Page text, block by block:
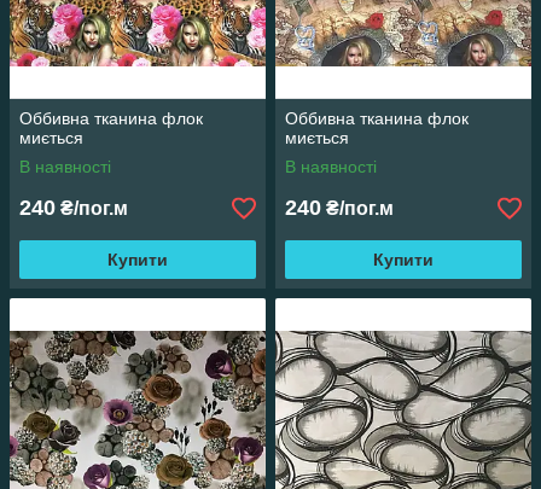
Оббивна тканина флок
миється
В наявності
240 ₴/пог.м
Купити
Оббивна тканина флок
миється
В наявності
240 ₴/пог.м
Купити